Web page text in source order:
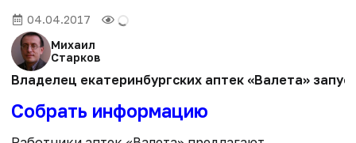
04.04.2017
Михаил
Старков
Владелец екатеринбургских аптек «Валета»
Собрать информацию